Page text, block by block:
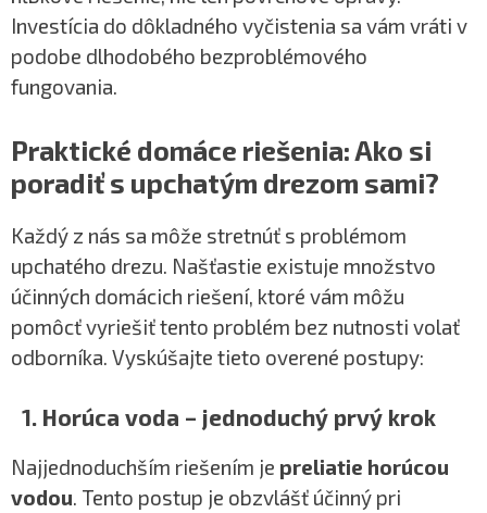
Investícia do dôkladného vyčistenia sa vám vráti v
podobe dlhodobého bezproblémového
fungovania.
Praktické domáce riešenia: Ako si
poradiť s upchatým drezom sami?
Každý z nás sa môže stretnúť s problémom
upchatého drezu. Našťastie existuje množstvo
účinných domácich riešení, ktoré vám môžu
pomôcť vyriešiť tento problém bez nutnosti volať
odborníka. Vyskúšajte tieto overené postupy:
1. Horúca voda – jednoduchý prvý krok
Najjednoduchším riešením je preliatie horúcou
vodou. Tento postup je obzvlášť účinný pri